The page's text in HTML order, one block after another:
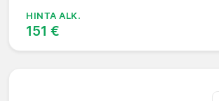
HINTA ALK.
151 €